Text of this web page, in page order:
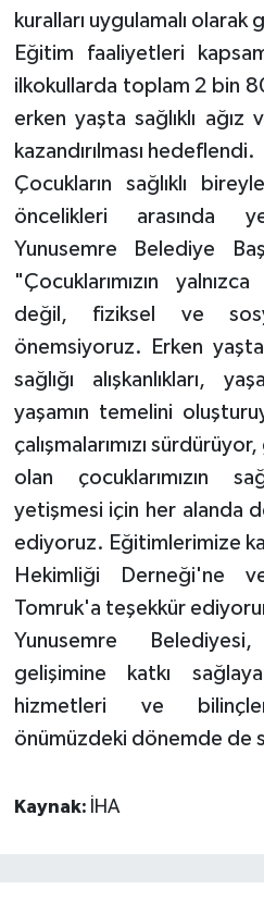
kuralları uygulamalı olarak
Eğitim faaliyetleri
ilkokullarda toplam 2 bin
erken yaşta sağlıklı ağız
kazandırılması hedeflendi.
Çocukların sağlıklı
öncelikleri arasında
Yunusemre Belediye
"Çocuklarımızın
değil, fiziksel ve
önemsiyoruz. Erken
sağlığı alışkanlıkları,
yaşamın temelini
çalışmalarımızı
olan çocuklarımızın
yetişmesi için her alanda
ediyoruz. Eğitimlerimize
Hekimliği Derneği'ne
Tomruk'a teşekkür
Yunusemre
gelişimine katkı
hizmetleri ve
önümüzdeki dönemde de
Kaynak: İHA